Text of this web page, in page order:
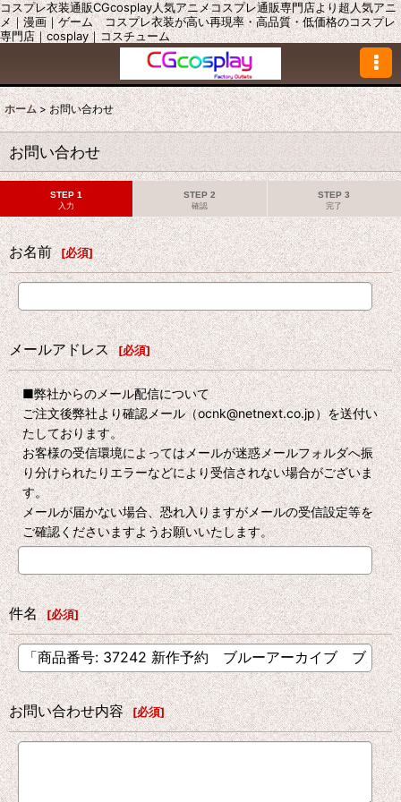
コスプレ衣装通販CGcosplay人気アニメコスプレ通販専門店より超人気アニ
メ｜漫画｜ゲーム コスプレ衣装が高い再現率・高品質・低価格のコスプレ
専門店｜cosplay｜コスチューム
ホーム > お問い合わせ
お問い合わせ
STEP 1
入力
STEP 2
確認
STEP 3
完了
お名前 [必須]
メールアドレス [必須]
■弊社からのメール配信について
ご注文後弊社より確認メール（ocnk@netnext.co.jp）を送付い
たしております。
お客様の受信環境によってはメールが迷惑メールフォルダへ振
り分けられたりエラーなどにより受信されない場合がございま
す。
メールが届かない場合、恐れ入りますがメールの受信設定等を
ご確認くださいますようお願いいたします。
件名 [必須]
お問い合わせ内容 [必須]